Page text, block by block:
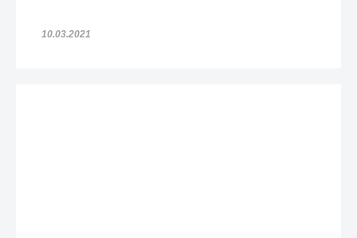
10.03.2021